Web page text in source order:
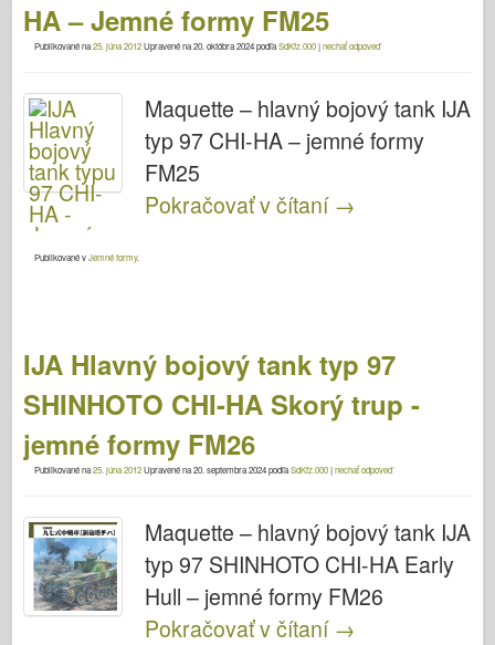
HA – Jemné formy FM25
Publikované na25. júna 2012Upravené na20. októbra 2024podľaSdKfz.000|nechať odpoveď
Maquette – hlavný bojový tank IJA
typ 97 CHI-HA – jemné formy
FM25
Pokračovať v čítaní →
Publikované vJemné formy.
IJA Hlavný bojový tank typ 97
SHINHOTO CHI-HA Skorý trup -
jemné formy FM26
Publikované na25. júna 2012Upravené na20. septembra 2024podľaSdKfz.000|nechať odpoveď
Maquette – hlavný bojový tank IJA
typ 97 SHINHOTO CHI-HA Early
Hull – jemné formy FM26
Pokračovať v čítaní →